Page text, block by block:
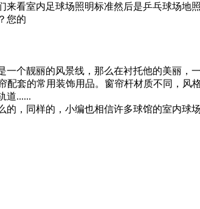
看室内足球场照明标准然后是乒乓球场地
您的
个靓丽的风景线，那么在衬托他的美丽，
套的常用装饰用品。窗帘杆材质不同，
道......
，同样的，小编也相信许多球馆的室内球